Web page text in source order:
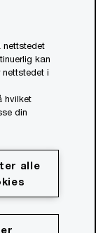
nettstedet
kan
nettstedet i
hvilket
din
alle